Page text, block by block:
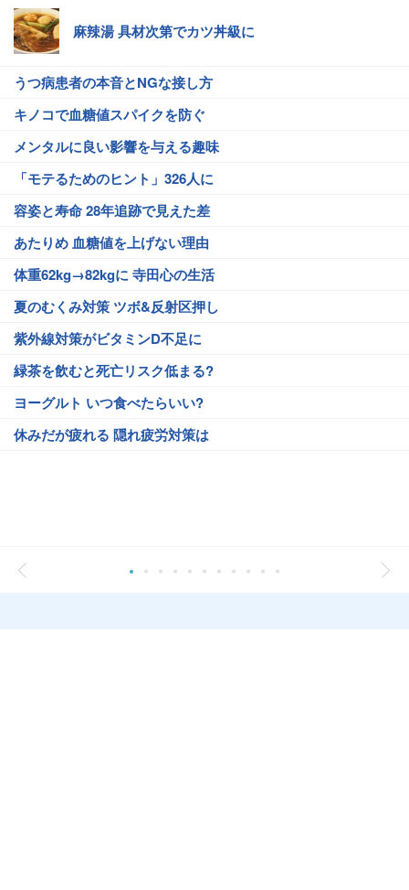
麻辣湯 具材次第でカツ丼級に
うつ病患者の本音とNGな接し方
キノコで血糖値スパイクを防ぐ
メンタルに良い影響を与える趣味
「モテるためのヒント」326人に
容姿と寿命 28年追跡で見えた差
あたりめ 血糖値を上げない理由
体重62kg→82kgに 寺田心の生活
夏のむくみ対策 ツボ&反射区押し
紫外線対策がビタミンD不足に
緑茶を飲むと死亡リスク低まる?
ヨーグルト いつ食べたらいい?
休みだが疲れる 隠れ疲労対策は